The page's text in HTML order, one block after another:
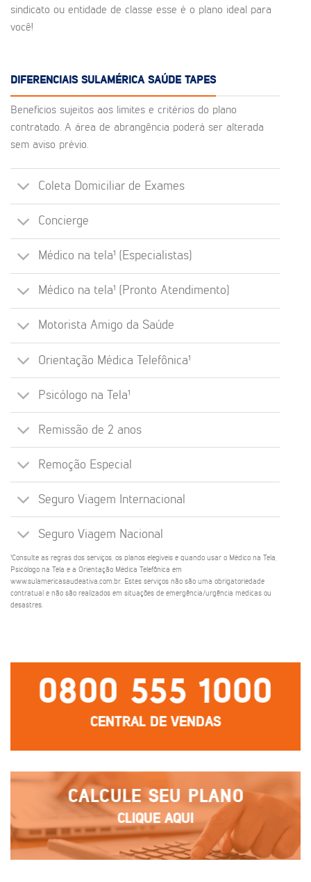
sindicato ou entidade de classe esse é o plano ideal para
você!
DIFERENCIAIS SULAMÉRICA SAÚDE TAPES
Benefícios sujeitos aos limites e critérios do plano
contratado. A área de abrangência poderá ser alterada
sem aviso prévio.
Coleta Domiciliar de Exames
Concierge
Médico na tela¹ (Especialistas)
Médico na tela¹ (Pronto Atendimento)
Motorista Amigo da Saúde
Orientação Médica Telefônica¹
Psicólogo na Tela¹
Remissão de 2 anos
Remoção Especial
Seguro Viagem Internacional
Seguro Viagem Nacional
¹Consulte as regras dos serviços, os planos elegíveis e quando usar o Médico na Tela,
Psicólogo na Tela e a Orientação Médica Telefônica em
www.sulamericasaudeativa.com.br. Estes serviços não são uma obrigatoriedade
contratual e não são realizados em situações de emergência/urgência médicas ou
desastres.
0800 555 1000
CENTRAL DE VENDAS
CALCULE SEU PLANO
CLIQUE AQUI